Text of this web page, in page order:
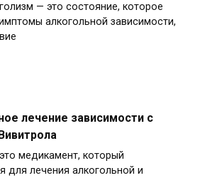
— это состояние, которое
алкогольной зависимости,
лечение зависимости с
медикамент, который
для лечения алкогольной и